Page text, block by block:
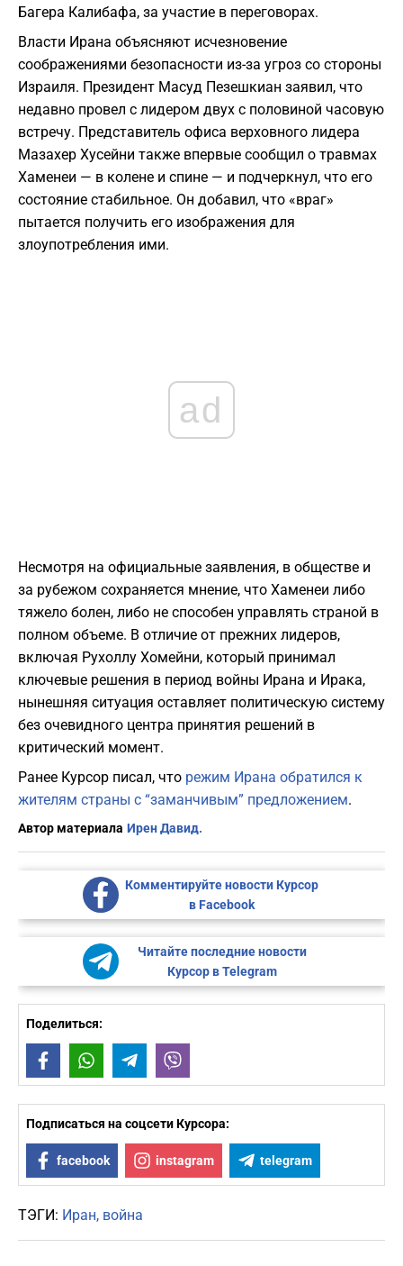
Багера Калибафа, за участие в переговорах.
Власти Ирана объясняют исчезновение
соображениями безопасности из-за угроз со стороны
Израиля. Президент Масуд Пезешкиан заявил, что
недавно провел с лидером двух с половиной часовую
встречу. Представитель офиса верховного лидера
Мазахер Хусейни также впервые сообщил о травмах
Хаменеи — в колене и спине — и подчеркнул, что его
состояние стабильное. Он добавил, что «враг»
пытается получить его изображения для
злоупотребления ими.
ad
Несмотря на официальные заявления, в обществе и
за рубежом сохраняется мнение, что Хаменеи либо
тяжело болен, либо не способен управлять страной в
полном объеме. В отличие от прежних лидеров,
включая Рухоллу Хомейни, который принимал
ключевые решения в период войны Ирана и Ирака,
нынешняя ситуация оставляет политическую систему
без очевидного центра принятия решений в
критический момент.
Ранее Курсор писал, что режим Ирана обратился к
жителям страны с “заманчивым” предложением.
Автор материала Ирен Давид.
Комментируйте новости Курсор
в Facebook
Читайте последние новости
Курсор в Telegram
Поделиться:
FacebookWhatsAppTelegram
Подписаться на соцсети Курсора:
facebook instagram telegram
ТЭГИ: Иран война